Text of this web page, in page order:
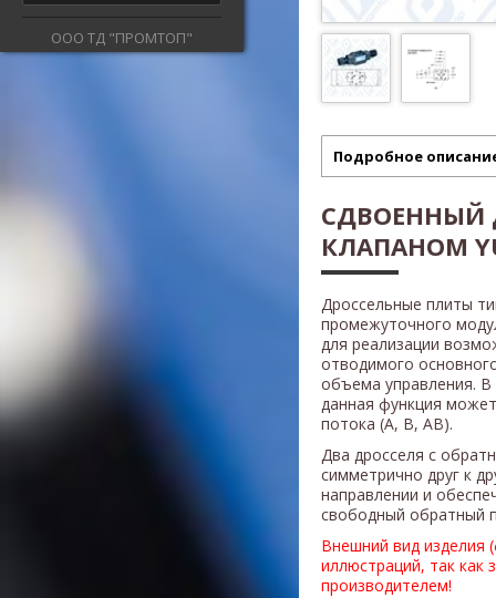
ООО ТД "ПРОМТОП"
Подробное
СДВОЕННЫЙ
КЛАПАНОМ
Дроссельные плиты
промежуточного
для реализации
отводимого
объема управления. В
данная функция
потока (A, B, AB).
Два дросселя с
симметрично друг к
направлении и
свободный обратный
Внешний вид изделия
иллюстраций, так как
производителем!